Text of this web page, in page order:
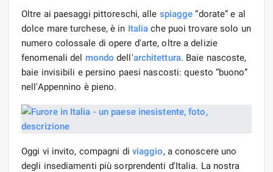
Oltre ai paesaggi pittoreschi, alle spiagge “dorate” e al
dolce mare turchese, è in Italia che puoi trovare solo un
numero colossale di opere d'arte, oltre a delizie
fenomenali del mondo dell'architettura. Baie nascoste,
baie invisibili e persino paesi nascosti: questo “buono”
nell'Appennino è pieno.
Oggi vi invito, compagni di viaggio, a conoscere uno
degli insediamenti più sorprendenti d'Italia. La nostra